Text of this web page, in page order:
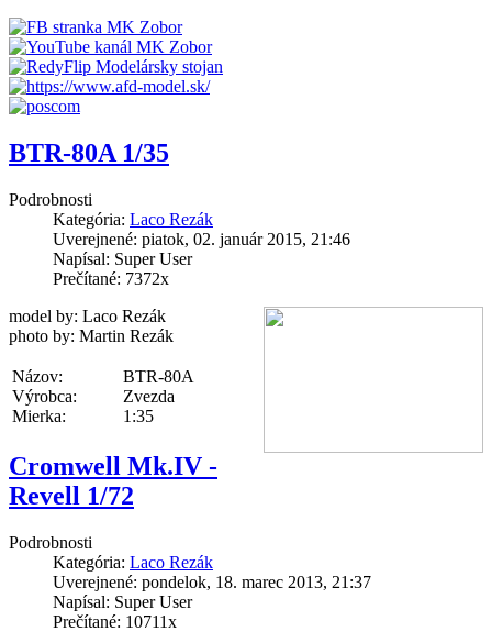
BTR-80A 1/35
Podrobnosti
Kategória: Laco Rezák
Uverejnené: piatok, 02. január 2015, 21:46
Napísal: Super User
Prečítané: 7372x
model by: Laco Rezák
photo by: Martin Rezák
Názov:
Výrobca:
Mierka:
BTR-80A
Zvezda
1:35
Cromwell Mk.IV -
Revell 1/72
Podrobnosti
Kategória: Laco Rezák
Uverejnené: pondelok, 18. marec 2013, 21:37
Napísal: Super User
Prečítané: 10711x